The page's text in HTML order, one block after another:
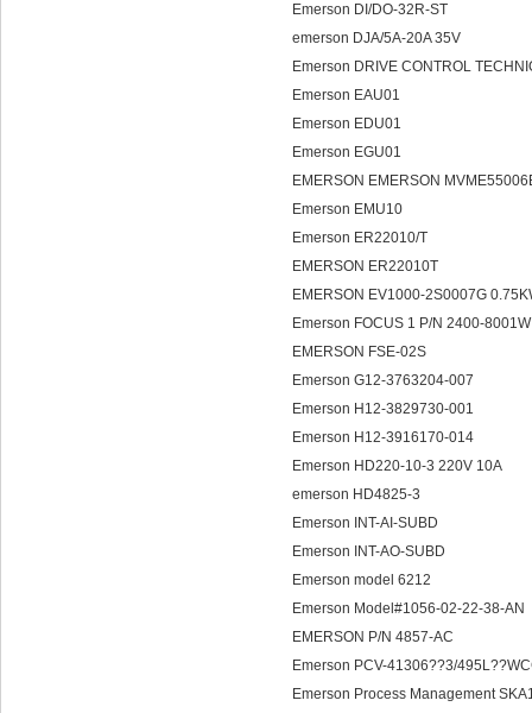
Emerson DI/DO-32R-ST
emerson DJA/5A-20A 35V
Emerson DRIVE CONTROL
Emerson EAU01
Emerson EDU01
Emerson EGU01
EMERSON EMERSON
Emerson EMU10
Emerson ER22010/T
EMERSON ER22010T
EMERSON EV1000-2S0007G
Emerson FOCUS 1 P/N 2400-
EMERSON FSE-02S
Emerson G12-3763204-007
Emerson H12-3829730-001
Emerson H12-3916170-014
Emerson HD220-10-3 220V 10A
emerson HD4825-3
Emerson INT-AI-SUBD
Emerson INT-AO-SUBD
Emerson model 6212
Emerson Model#1056-02-22-38-AN
EMERSON P/N 4857-AC
Emerson PCV-41306??3/
Emerson Process Management